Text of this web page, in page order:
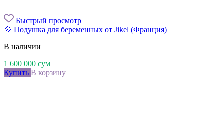
Быстрый просмотр
💠 Подушка для беременных от Jikel (Франция)
В наличии
1 600 000 сум
Купить В корзину